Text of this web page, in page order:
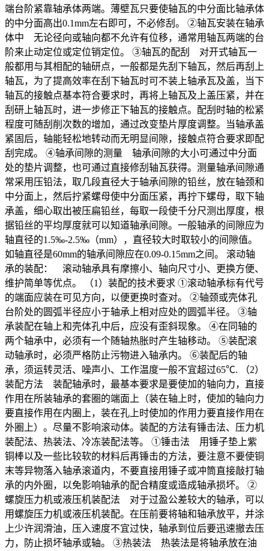
端台阶紧靠轴承体两端。薄壁瓦只要使轴瓦的中分面比轴承体
的中分面高出0.1mm左右即可，不必修刮。 ②轴瓦安装在轴承
体中 无论径向或轴向都不允许有位移，通常用轴瓦两端的台
阶来止动定位或定位销定位。 ③轴瓦的配刮 对开式轴瓦一
般都用与其相配的轴研点，一般都是先刮下轴瓦，然后再刮上
轴瓦，为了提高效率在刮下轴瓦时可不装上轴承瓦及盖，当下
轴瓦的接触点基本符合要求时，再将上轴瓦及上盖压紧，并在
刮研上轴瓦时，进一步修正下轴瓦的接触点。配刮时轴的松紧
程度可随刮削次数的增加，通过改变垫片厚度调整。当轴承盖
紧固后，轴能轻松地转动而无明显间隙，接触点符合要求即配
刮完成。 ④轴承间隙的测量 轴承间隙的大小可通过中分面
处的垫片调整，也可通过直接修刮轴瓦获得。测量轴承间隙通
常采用压铅法，取几段直径大于轴承间隙的铅丝，放在轴颈和
中分面上，然后拧紧螺母使中分面压紧，再拧下螺母，取下轴
承盖，细心取出被压扁铅丝，每取一段使千分尺测出厚度，根
据铅丝的平均厚度就可以知道轴承间隙。一般轴承的间隙应为
轴直径的1.5‰-2.5‰（mm），直径较大时取较小的间隙值。
如轴直径是60mm的轴承间隙应在0.09-0.15mm之间。 滚动轴
承的装配： 滚动轴承具有摩擦小、轴向尺寸小、更换方便、
维护简单等优点。 （1）装配的技术要求 ①滚动轴承标有代号
的端面应装在可见方向，以便更换时查对。 ②轴颈或壳体孔
台阶处的圆弧半径应小于轴承上相对应处的圆弧半径。 ③轴
承装配在轴上和壳体孔中后，应没有歪斜现象。 ④在同轴的
两个轴承中，必须有一个随轴热胀时产生轴移动。 ⑤装配滚
动轴承时，必须严格防止污物进入轴承内。 ⑥装配后的轴
承，须运转灵活、噪声小、工作温度一般不宜超过65℃. （2）
装配方法 装配轴承时，最基本要求是要使加的轴向力，直接
作用在所装轴承的套圈的端面上（装在轴上时，使加的轴向力
要直接作用在内圈上，装在孔上时使加的作用力要直接作用在
外圈上）。尽量不影响滚动体。装配的方法有锤击法、压力机
装配法、热装法、冷冻装配法等。 ①锤击法 用锤子垫上紫
铜棒以及一些比较软的材料后再锤击的方法，要注意不要使铜
末等异物落入轴承滚道内，不要直接用锤子或冲筒直接敲打轴
承的内外圈，以免影响轴承的配合精度或造成轴承损坏。 ②
螺旋压力机或液压机装配法 对于过盈公差较大的轴承，可以
用螺旋压力机或液压机装配。在压前要将轴和轴承放平，并涂
上少许润滑油，压入速度不宜过快，轴承到位后要迅速撤去压
力，防止损坏轴承或轴。 ③热装法 热装法是将轴承放在油